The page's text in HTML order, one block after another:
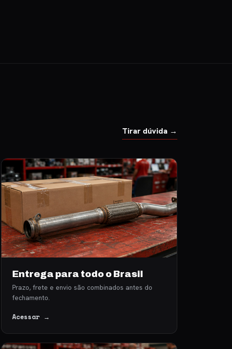
Tirar dúvida →
Entrega para todo o Brasil
Prazo, frete e envio são combinados antes do
fechamento.
Acessar →